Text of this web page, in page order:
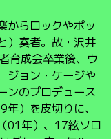
からロックやポッ
）奏者。故・沢井
育成会卒業後、ウ
ジョン・ケージや
ンのプロデュース
）を皮切りに、
01年）、17絃ソロ